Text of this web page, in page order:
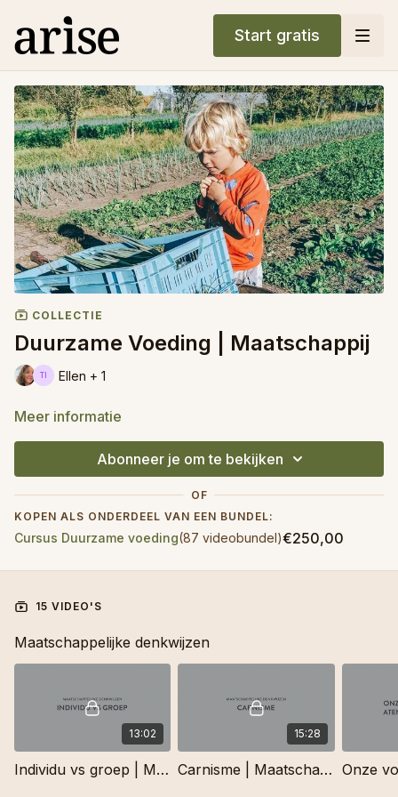
Start gratis
COLLECTIE
Duurzame Voeding | Maatschappij
Ellen + 1
Meer informatie
Abonneer je om te bekijken
OF
KOPEN ALS ONDERDEEL VAN EEN BUNDEL:
Cursus Duurzame voeding(87 videobundel)€250,00
15 VIDEO'S
Maatschappelijke denkwijzen
13:02
Individu vs groep | Maatschappij
15:28
Carnisme | Maatschappij